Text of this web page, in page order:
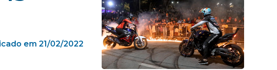
em 21/02/2022